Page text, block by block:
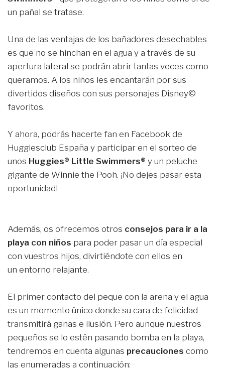
un pañal se tratase.
Una de las ventajas de los bañadores desechables
es que no se hinchan en el agua y a través de su
apertura lateral se podrán abrir tantas veces como
queramos. A los niños les encantarán por sus
divertidos diseños con sus personajes Disney©
favoritos.
Y ahora, podrás hacerte fan en Facebook de
Huggiesclub España y participar en el sorteo de
unos Huggies® Little Swimmers® y un peluche
gigante de Winnie the Pooh. ¡No dejes pasar esta
oportunidad!
Además, os ofrecemos otros consejos para ir a la
playa con niños para poder pasar un día especial
con vuestros hijos, divirtiéndote con ellos en
un entorno relajante.
El primer contacto del peque con la arena y el agua
es un momento único donde su cara de felicidad
transmitirá ganas e ilusión. Pero aunque nuestros
pequeños se lo estén pasando bomba en la playa,
tendremos en cuenta algunas precauciones como
las enumeradas a continuación: